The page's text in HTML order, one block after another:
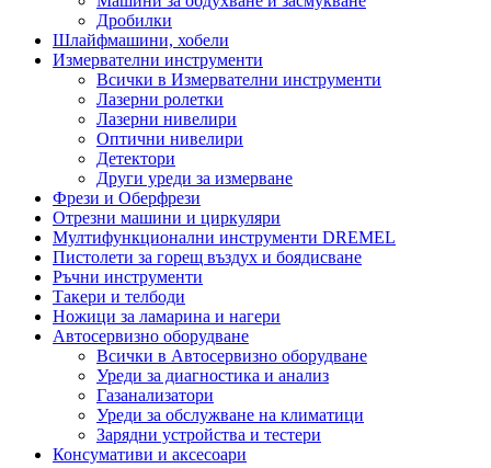
Дробилки
Шлайфмашини, хобели
Измервателни инструменти
Всички в Измервателни инструменти
Лазерни ролетки
Лазерни нивелири
Оптични нивелири
Детектори
Други уреди за измерване
Фрези и Оберфрези
Отрезни машини и циркуляри
Мултифункционални инструменти DREMEL
Пистолети за горещ въздух и боядисване
Ръчни инструменти
Такери и телбоди
Ножици за ламарина и нагери
Автосервизно оборудване
Всички в Автосервизно оборудване
Уреди за диагностика и анализ
Газанализатори
Уреди за обслужване на климатици
Зарядни устройства и тестери
Консумативи и аксесоари